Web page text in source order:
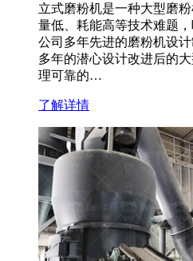
立式磨粉机是一种大型磨
量低、耗能高等技术难题
公司多年先进的磨粉机设
多年的潜心设计改进后的
理可靠的…
了解详情